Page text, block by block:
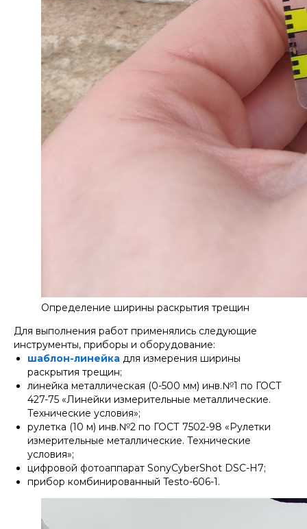
Определение ширины раскрытия трещин
Для выполнения работ применялись следующие
инструменты, приборы и оборудование:
шаблон-линейка для измерения ширины
раскрытия трещин;
линейка металлическая (0-500 мм) инв.№1 по ГОСТ
427-75 «Линейки измерительные металлические.
Технические условия»;
рулетка (10 м) инв.№2 по ГОСТ 7502-98 «Рулетки
измерительные металлические. Технические
условия»;
цифровой фотоаппарат SonyCyberShot DSC-H7;
прибор комбинированный Testo-606-1.